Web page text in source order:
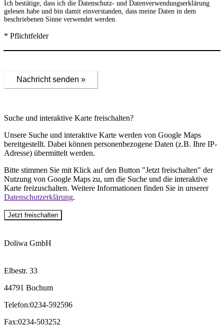
Ich bestätige, dass ich die Datenschutz- und Datenverwendungserklärung
gelesen habe und bin damit einverstanden, dass meine Daten in dem
beschriebenen Sinne verwendet werden.
* Pflichtfelder
Nachricht senden »
Suche und interaktive Karte freischalten?
Unsere Suche und interaktive Karte werden von Google Maps
bereitgestellt. Dabei können personenbezogene Daten (z.B. Ihre IP-
Adresse) übermittelt werden.
Bitte stimmen Sie mit Klick auf den Button "Jetzt freischalten" der
Nutzung von Google Maps zu, um die Suche und die interaktive
Karte freizuschalten. Weitere Informationen finden Sie in unserer
Datenschutzerklärung.
Jetzt freischalten
Doliwa GmbH
Elbestr. 33
44791 Bochum
Telefon:0234-592596
Fax:0234-503252